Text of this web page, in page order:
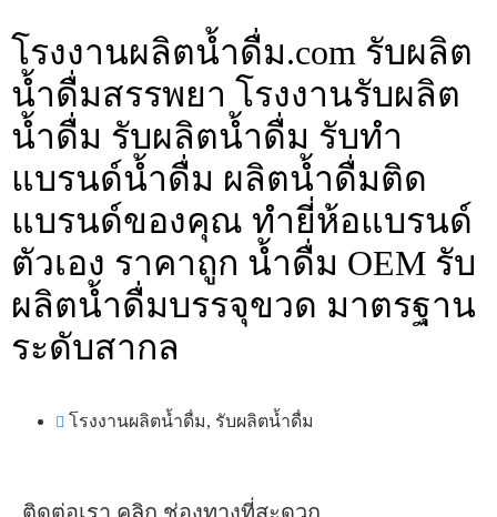
โรงงานผลิตน้ำดื่ม.com รับผลิต
น้ำดื่มสรรพยา โรงงานรับผลิต
น้ำดื่ม รับผลิตน้ำดื่ม รับทำ
แบรนด์น้ำดื่ม ผลิตน้ำดื่มติด
แบรนด์ของคุณ ทำยี่ห้อแบรนด์
ตัวเอง ราคาถูก น้ำดื่ม OEM รับ
ผลิตน้ำดื่มบรรจุขวด มาตรฐาน
ระดับสากล
โรงงานผลิตน้ำดื่ม, รับผลิตน้ำดื่ม